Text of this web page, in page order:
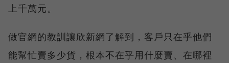
上千萬元。
做官網的教訓讓欣新網了解到，客戶只在乎他們
能幫忙賣多少貨，根本不在乎用什麼賣、在哪裡